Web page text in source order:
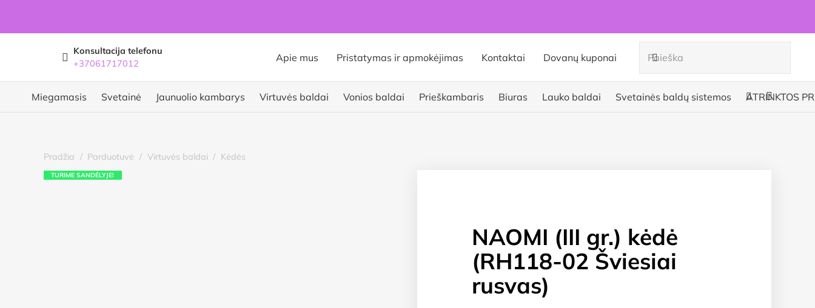
Konsultacija telefonu
+37061717012
Apie mus Pristatymas ir apmokėjimas Kontaktai Dovanų kuponai
Miegamasis Svetainė Jaunuolio kambarys Virtuvės baldai Vonios baldai Prieškambaris Biuras Lauko baldai Svetainės baldų sistemos ATRINKTOS
Pradžia / Parduotuvė / Virtuvės baldai / Kėdės
TURIME SANDĖLYJE!
NAOMI (III gr.) kėdė
(RH118-02 Šviesiai
rusvas)